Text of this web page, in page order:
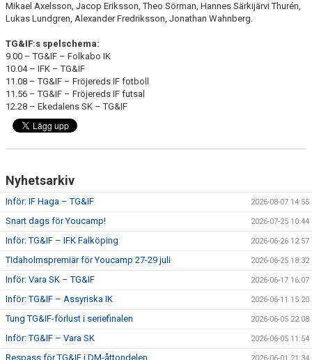
Mikael Axelsson, Jacop Eriksson, Theo Sörman, Hannes Särkijärvi Thurén,
Lukas Lundgren, Alexander Fredriksson, Jonathan Wahnberg.
TG&IF:s spelschema:
9.00 – TG&IF – Folkabo IK
10.04 – IFK – TG&IF
11.08 – TG&IF – Fröjereds IF fotboll
11.56 – TG&IF – Fröjereds IF futsal
12.28 – Ekedalens SK – TG&IF
Nyhetsarkiv
Inför: IF Haga – TG&IF 2026-08-07 14:55
Snart dags för Youcamp! 2026-07-25 10:44
Inför: TG&IF – IFK Falköping 2026-06-26 12:57
TIdaholmspremiär för Youcamp 27-29 juli 2026-06-25 18:32
Inför: Vara SK – TG&IF 2026-06-17 16:07
Inför: TG&IF – Assyriska IK 2026-06-11 15:20
Tung TG&IF-förlust i seriefinalen 2026-06-05 22:08
Inför: TG&IF – Vara SK 2026-06-05 11:54
Respass för TG&IF i DM-åttondelen